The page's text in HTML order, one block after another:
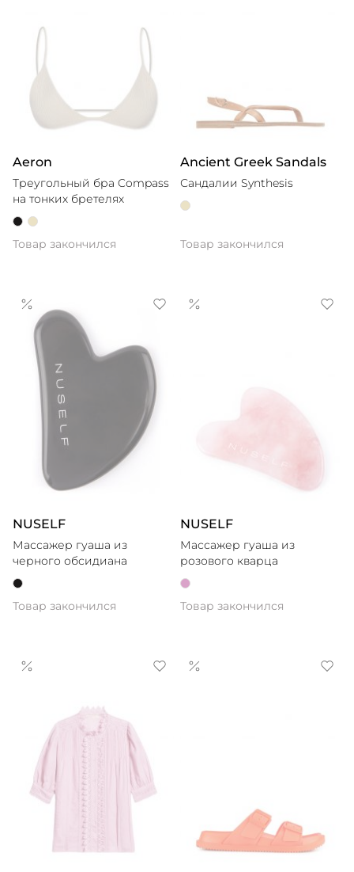
Aeron
Треугольный бра Compass
на тонких бретелях
Товар закончился
Ancient Greek Sandals
Сандалии Synthesis
Товар закончился
NUSELF
Массажер гуаша из
черного обсидиана
Товар закончился
NUSELF
Массажер гуаша из
розового кварца
Товар закончился